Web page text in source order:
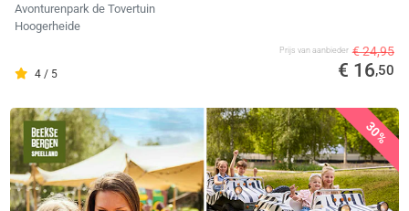
Avonturenpark de Tovertuin
Hoogerheide
4 / 5
Prijs van aanbieder € 24,95
€ 16,50
30%